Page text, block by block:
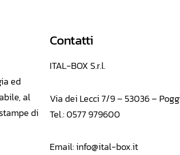
ed
al
di
Contatti
ITAL-BOX S.r.l.
Via dei Lecci 7/9 – 53036 –
Tel.: 0577 979600
Email:info@ital-box.it